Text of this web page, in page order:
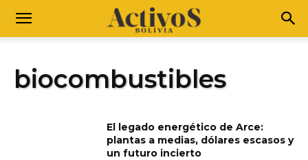
biocombustibles
El legado energético de Arce:
plantas a medias, dólares escasos y
un futuro incierto